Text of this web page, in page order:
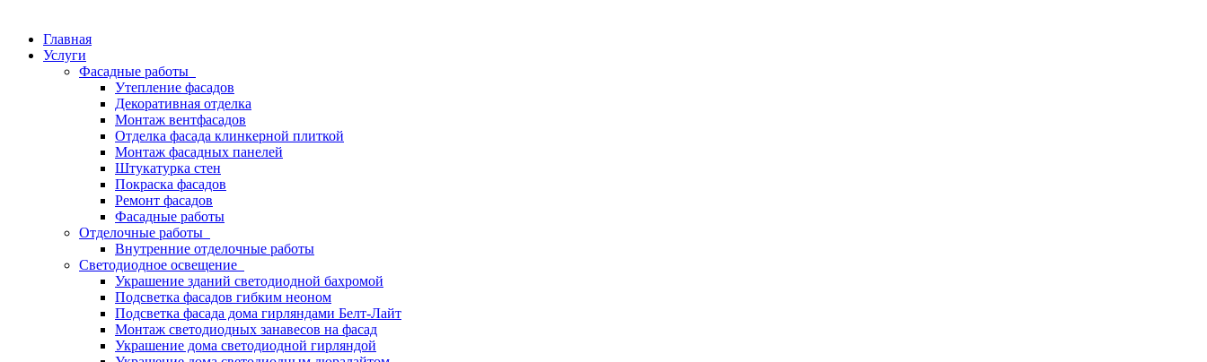
Главная
Услуги
Фасадные работы
Утепление фасадов
Декоративная отделка
Монтаж вентфасадов
Отделка фасада клинкерной плиткой
Монтаж фасадных панелей
Штукатурка стен
Покраска фасадов
Ремонт фасадов
Фасадные работы
Отделочные работы
Внутренние отделочные работы
Светодиодное освещение
Украшение зданий светодиодной бахромой
Подсветка фасадов гибким неоном
Подсветка фасада дома гирляндами Белт-Лайт
Монтаж светодиодных занавесов на фасад
Украшение дома светодиодной гирляндой